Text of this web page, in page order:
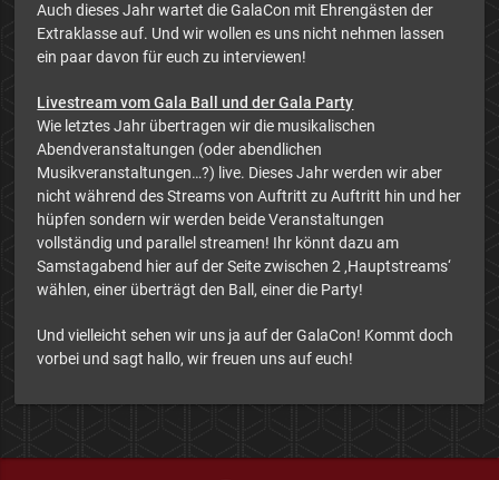
Auch dieses Jahr wartet die GalaCon mit Ehrengästen der
Extraklasse auf. Und wir wollen es uns nicht nehmen lassen
ein paar davon für euch zu interviewen!
Livestream vom Gala Ball und der Gala Party
Wie letztes Jahr übertragen wir die musikalischen
Abendveranstaltungen (oder abendlichen
Musikveranstaltungen…?) live. Dieses Jahr werden wir aber
nicht während des Streams von Auftritt zu Auftritt hin und her
hüpfen sondern wir werden beide Veranstaltungen
vollständig und parallel streamen! Ihr könnt dazu am
Samstagabend hier auf der Seite zwischen 2 ‚Hauptstreams‘
wählen, einer überträgt den Ball, einer die Party!
Und vielleicht sehen wir uns ja auf der GalaCon! Kommt doch
vorbei und sagt hallo, wir freuen uns auf euch!